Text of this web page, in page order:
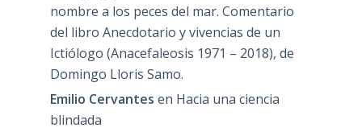
nombre a los peces del mar. Comentario
del libro Anecdotario y vivencias de un
Ictiólogo (Anacefaleosis 1971 – 2018), de
Domingo Lloris Samo.
Emilio Cervantes en Hacia una ciencia
blindada